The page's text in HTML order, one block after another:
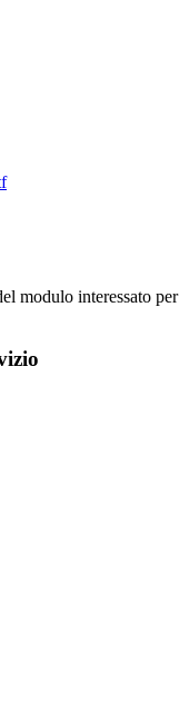
modulo interessato per